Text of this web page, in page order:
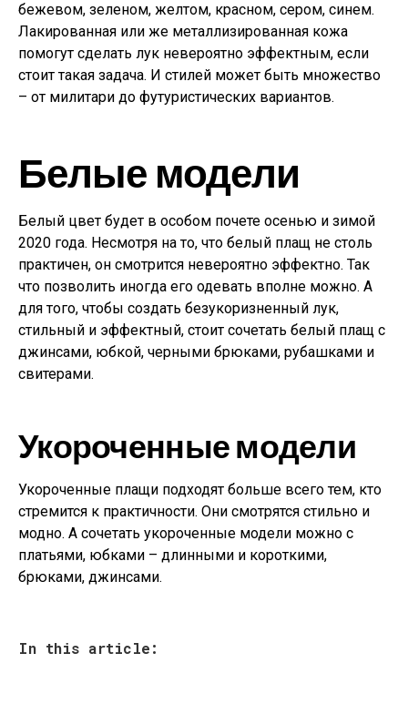
бежевом, зеленом, желтом, красном, сером, синем.
Лакированная или же металлизированная кожа
помогут сделать лук невероятно эффектным, если
стоит такая задача. И стилей может быть множество
– от милитари до футуристических вариантов.
Белые модели
Белый цвет будет в особом почете осенью и зимой
2020 года. Несмотря на то, что белый плащ не столь
практичен, он смотрится невероятно эффектно. Так
что позволить иногда его одевать вполне можно. А
для того, чтобы создать безукоризненный лук,
стильный и эффектный, стоит сочетать белый плащ с
джинсами, юбкой, черными брюками, рубашками и
свитерами.
Укороченные модели
Укороченные плащи подходят больше всего тем, кто
стремится к практичности. Они смотрятся стильно и
модно. А сочетать укороченные модели можно с
платьями, юбками – длинными и короткими,
брюками, джинсами.
In this article: